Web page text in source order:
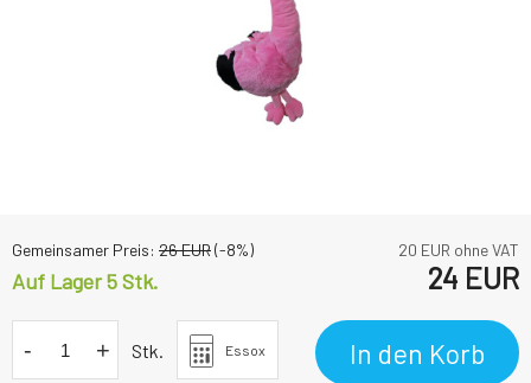
Gemeinsamer Preis: 26EUR(-8%) 20 EUR ohne VAT
Auf Lager 5Stk. 24 EUR
- + Stk. Essox In den Korb